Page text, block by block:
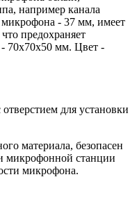
например канала
микрофона - 37 мм, имеет
предохраняет
70х70х50 мм. Цвет -
для установки
материала, безопасен
микрофонной станции
микрофона.